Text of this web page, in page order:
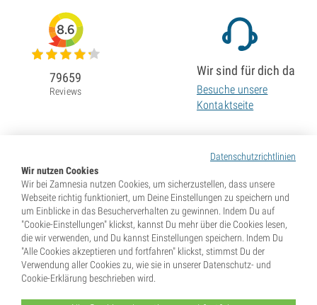
Datenschutzrichtlinien
Wir nutzen Cookies
Wir bei Zamnesia nutzen Cookies, um sicherzustellen, dass unsere
Webseite richtig funktioniert, um Deine Einstellungen zu speichern und
um Einblicke in das Besucherverhalten zu gewinnen. Indem Du auf
"Cookie-Einstellungen" klickst, kannst Du mehr über die Cookies lesen,
die wir verwenden, und Du kannst Einstellungen speichern. Indem Du
"Alle Cookies akzeptieren und fortfahren" klickst, stimmst Du der
Verwendung aller Cookies zu, wie sie in unserer Datenschutz- und
Cookie-Erklärung beschrieben wird.
8.6
79659
Reviews
Wir sind für dich da
Besuche unsere
Kontaktseite